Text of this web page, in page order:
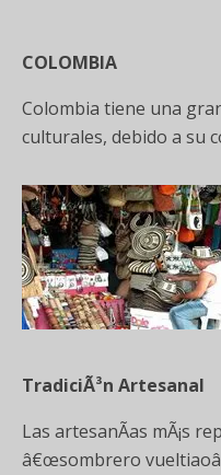
COLOMBIA
Colombia tiene una
culturales, debido a su
TradiciÃ³n Artesanal
Las artesanÃ­as mÃ¡s
â€œsombrero